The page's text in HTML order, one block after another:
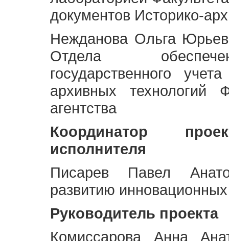
документов Историко-
Нежданова Ольга
Отдела
государственного
архивных технологий
агентства
Координатор
исполнителя
Писарев Павел
развитию
Руководитель проекта
Комиссарова Анна